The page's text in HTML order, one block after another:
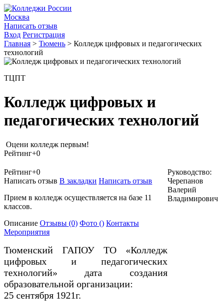
Москва
Написать отзыв
Вход Регистрация
Главная > Тюмень > Колледж цифровых и педагогических
технологий
ТЦПТ
Колледж цифровых и
педагогических технологий
Оцени колледж первым!
Рейтинг+0
Руководство:
Черепанов
Валерий
Владимирович
Рейтинг+0
Написать отзыв В закладки Написать отзыв
Прием в колледж осуществляется на базе 11
классов.
Описание Отзывы (0) Фото () Контакты
Мероприятия
Тюменский ГАПОУ ТО «Колледж
цифровых и педагогических
технологий» дата создания
образовательной организации:
25 сентября 1921г.